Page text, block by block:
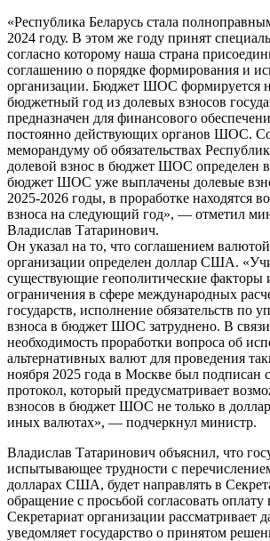
«Республика Беларусь стала
2024 году. В этом же году принят
согласно которому наша страна
соглашению о порядке формирования и
организации. Бюджет ШОС формируется
бюджетный год из долевых взносов
предназначен для финансового
постоянно действующих органов ШОС.
меморандуму об обязательствах
долевой взнос в бюджет ШОС определен
бюджет ШОС уже выплачены долевые
2025-2026 годы, в проработке находятся
взноса на следующий год», — отметил
Владислав Татаринович.
Он указал на то, что соглашением
организации определен доллар США.
существующие геополитические факторы
ограничения в сфере международных
государств, исполнение обязательств по
взноса в бюджет ШОС затруднено. В
необходимость проработки вопроса об
альтернативных валют для проведения
ноября 2025 года в Москве был подписан
протокол, который предусматривает
взносов в бюджет ШОС не только в
иных валютах», — подчеркнул министр.
Владислав Татаринович объяснил, что
испытывающее трудности с
долларах США, будет направлять в
обращение с просьбой согласовать
Секретариат организации рассматривает
уведомляет государство о принятом